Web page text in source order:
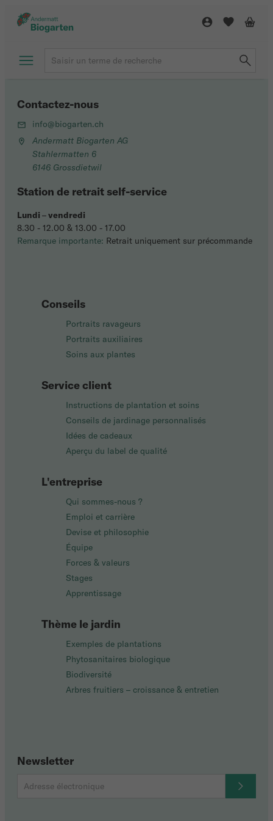
Conseils
Portraits ravageurs
Portraits auxiliaires
Soins aux plantes
Service client
Instructions de plantation et soins
Conseils de jardinage personnalisés
Idées de cadeaux
Aperçu du label de qualité
L'entreprise
Qui sommes-nous ?
Emploi et carrière
Devise et philosophie
Équipe
Forces & valeurs
Stages
Apprentissage
Thème le jardin
Exemples de plantations
Phytosanitaires biologique
Biodiversité
Arbres fruitiers – croissance & entretien
Newsletter
Contactez-nous
info@biogarten.ch
Andermatt Biogarten AG
Stahlermatten 6
6146 Grossdietwil
Station de retrait self-service
Lundi –vendredi
8.30 - 12.00 & 13.00 - 17.00
Remarque importante: Retrait uniquement sur précommande